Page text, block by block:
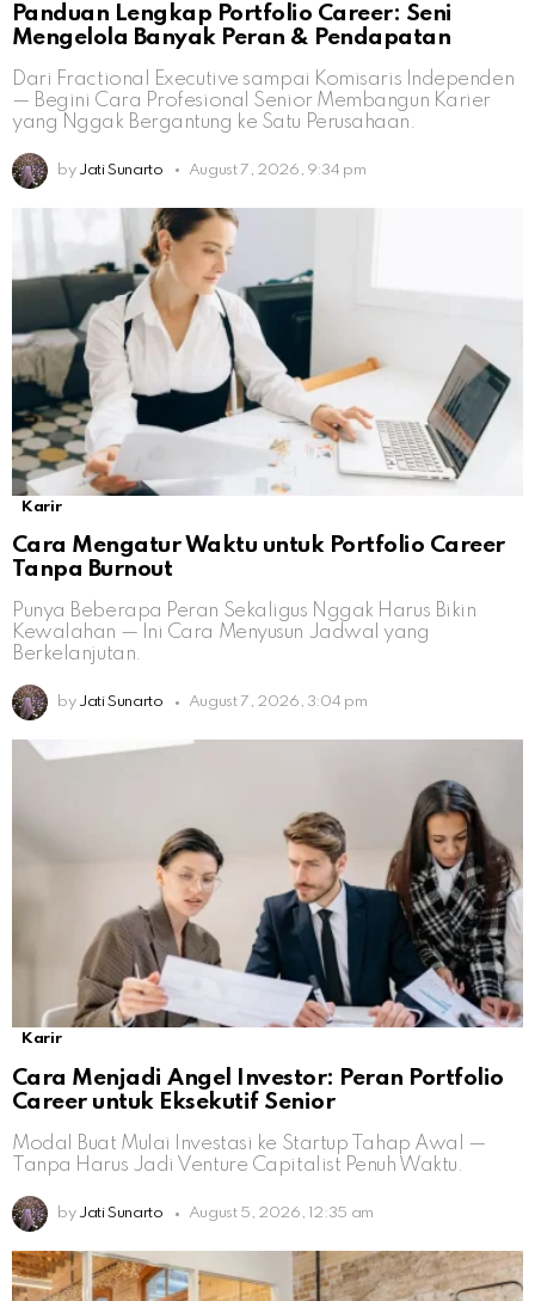
Panduan Lengkap Portfolio Career: Seni
Mengelola Banyak Peran & Pendapatan
Dari Fractional Executive sampai Komisaris Independen
— Begini Cara Profesional Senior Membangun Karier
yang Nggak Bergantung ke Satu Perusahaan.
by Jati Sunarto August 7, 2026, 9:34 pm
Karir
Cara Mengatur Waktu untuk Portfolio Career
Tanpa Burnout
Punya Beberapa Peran Sekaligus Nggak Harus Bikin
Kewalahan — Ini Cara Menyusun Jadwal yang
Berkelanjutan.
by Jati Sunarto August 7, 2026, 3:04 pm
Karir
Cara Menjadi Angel Investor: Peran Portfolio
Career untuk Eksekutif Senior
Modal Buat Mulai Investasi ke Startup Tahap Awal —
Tanpa Harus Jadi Venture Capitalist Penuh Waktu.
by Jati Sunarto August 5, 2026, 12:35 am